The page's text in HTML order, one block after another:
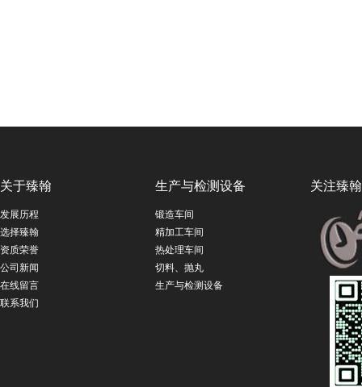
关于臻翰
发展历程
选择臻翰
资质荣誉
公司新闻
在线留言
联系我们
生产与检测设备
锻造车间
精加工车间
热处理车间
切料、抛丸
生产与检测设备
关注臻翰